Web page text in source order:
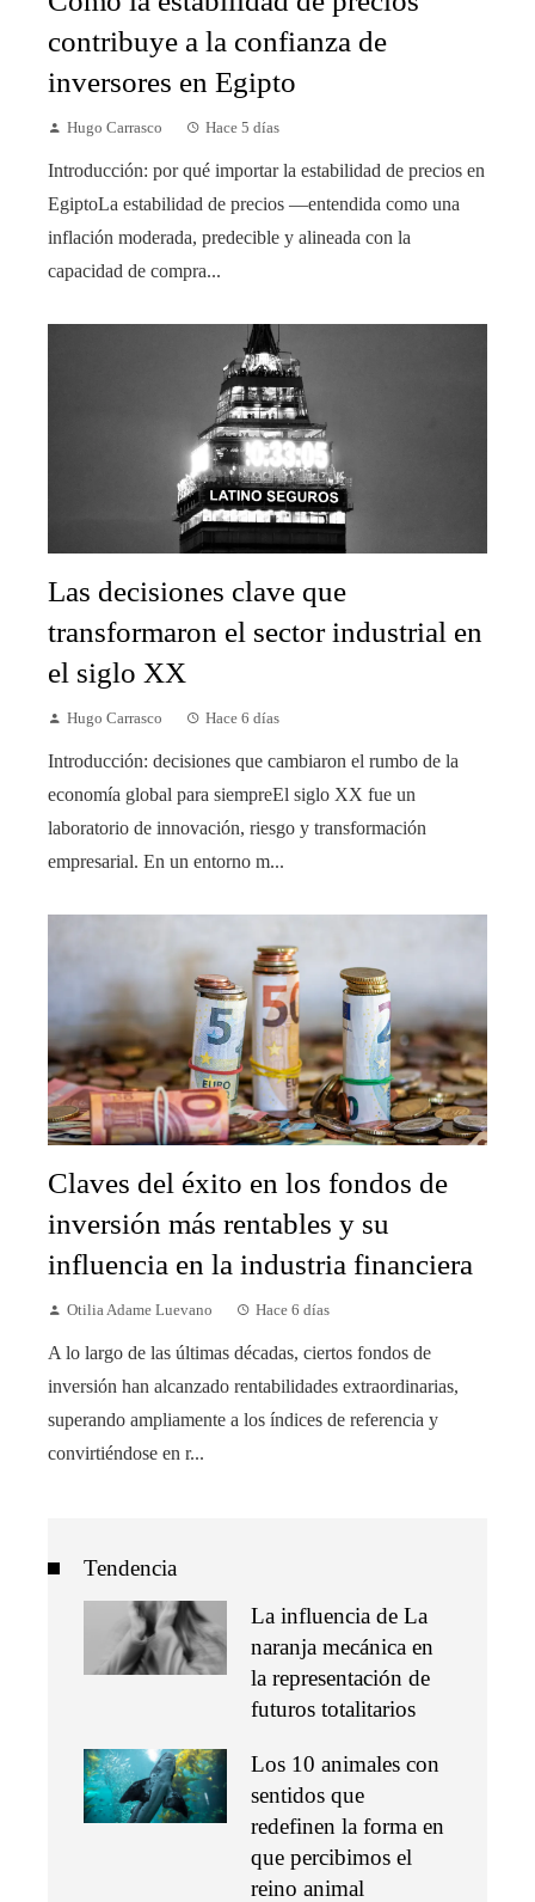
contribuye a la confianza de
inversores en Egipto
Hugo Carrasco Hace 5 días
Introducción: por qué importar la estabilidad de precios en
EgiptoLa estabilidad de precios —entendida como una
inflación moderada, predecible y alineada con la
capacidad de compra...
Las decisiones clave que
transformaron el sector industrial en
el siglo XX
Hugo Carrasco Hace 6 días
Introducción: decisiones que cambiaron el rumbo de la
economía global para siempreEl siglo XX fue un
laboratorio de innovación, riesgo y transformación
empresarial. En un entorno m...
Claves del éxito en los fondos de
inversión más rentables y su
influencia en la industria financiera
Otilia Adame Luevano Hace 6 días
A lo largo de las últimas décadas, ciertos fondos de
inversión han alcanzado rentabilidades extraordinarias,
superando ampliamente a los índices de referencia y
convirtiéndose en r...
Tendencia
La influencia de La
naranja mecánica en
la representación de
futuros totalitarios
Los 10 animales con
sentidos que
redefinen la forma en
que percibimos el
reino animal